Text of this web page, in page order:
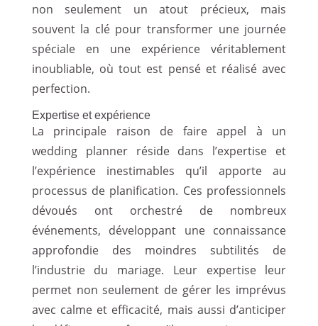
non seulement un atout précieux, mais
souvent la clé pour transformer une journée
spéciale en une expérience véritablement
inoubliable, où tout est pensé et réalisé avec
perfection.
Expertise et expérience
La principale raison de faire appel à un
wedding planner réside dans l’expertise et
l’expérience inestimables qu’il apporte au
processus de planification. Ces professionnels
dévoués ont orchestré de nombreux
événements, développant une connaissance
approfondie des moindres subtilités de
l’industrie du mariage. Leur expertise leur
permet non seulement de gérer les imprévus
avec calme et efficacité, mais aussi d’anticiper